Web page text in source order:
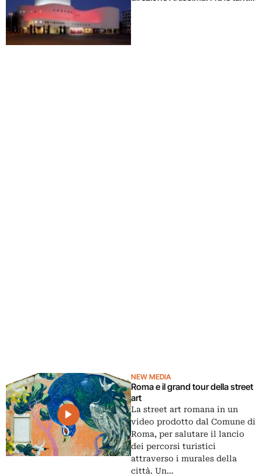
NEW MEDIA
Roma e il grand tour della street
art
La street art romana in un
video prodotto dal Comune di
Roma, per salutare il lancio
dei percorsi turistici
attraverso i murales della
città. Un…